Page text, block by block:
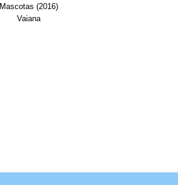
Mascotas (2016)
Vaiana